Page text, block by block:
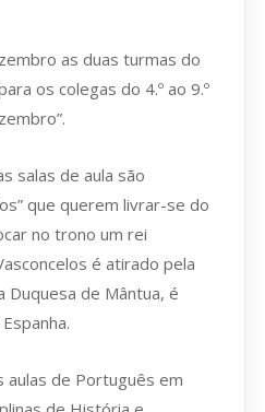
as duas turmas do
os colegas do 4.º ao 9.º
salas de aula são
que querem livrar-se do
no trono um rei
é atirado pela
Duquesa de Mântua, é
aulas de Português em